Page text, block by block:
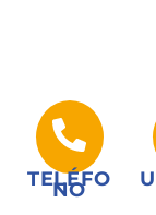
TELÉFO
NO